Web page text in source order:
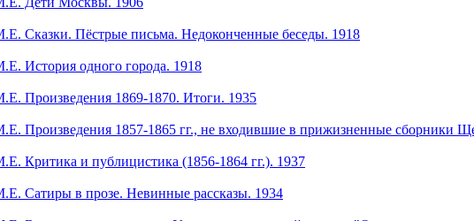
Сказки. Пёстрые письма. Недоконченные беседы. 1918
История одного города. 1918
Произведения 1869-1870. Итоги. 1935
Произведения 1857-1865 гг., не входившие в прижизненные сборники
Критика и публицистика (1856-1864 гг.). 1937
Сатиры в прозе. Невинные рассказы. 1934